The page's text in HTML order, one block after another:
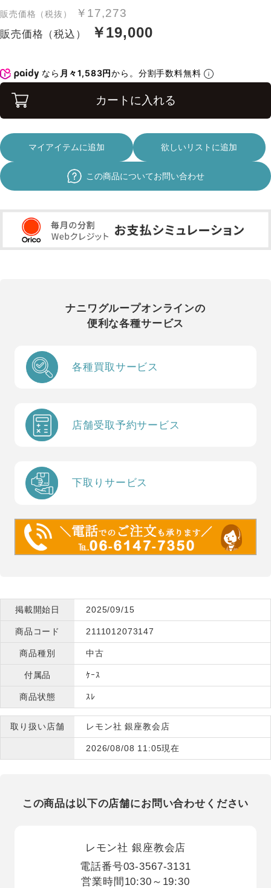
販売価格（税抜） ￥17,273
販売価格（税込） ￥19,000
なら 月々1,583円から。分割手数料無料
カートに入れる
マイアイテムに追加 欲しいリストに追加
この商品についてお問い合わせ
ナニワグループオンラインの
便利な各種サービス
各種買取サービス
店舗受取予約サービス
下取りサービス
掲載開始日 2025/09/15
商品コード 2111012073147
商品種別 中古
付属品 ｹｰｽ
商品状態 ｽﾚ
取り扱い店舗 レモン社 銀座教会店
2026/08/08 11:05現在
この商品は以下の店舗にお問い合わせください
レモン社 銀座教会店
電話番号03-3567-3131
営業時間 10:30～19:30